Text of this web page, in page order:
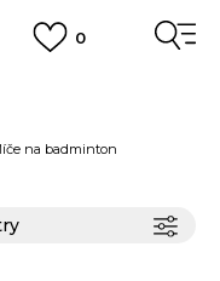
0
pro Click&Collect)
na badminton